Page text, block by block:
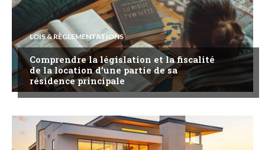
LOIS & RÈGLEMENTATIONS
Comprendre la législation et la fiscalité
de la location d’une partie de sa
résidence principale